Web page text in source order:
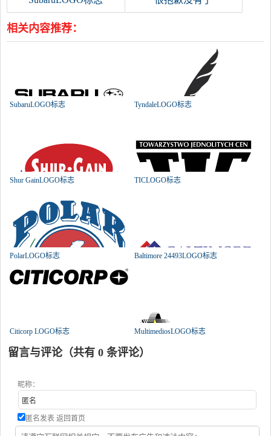
相关内容推荐：
SubaruLOGO标志 TyndaleLOGO标志
Shur GainLOGO标志 TICLOGO标志
PolarLOGO标志 Baltimore 24493LOGO标志
Citicorp LOGO标志 MultimediosLOGO标志
留言与评论（共有 0 条评论）
昵称：
匿名发表 返回首页